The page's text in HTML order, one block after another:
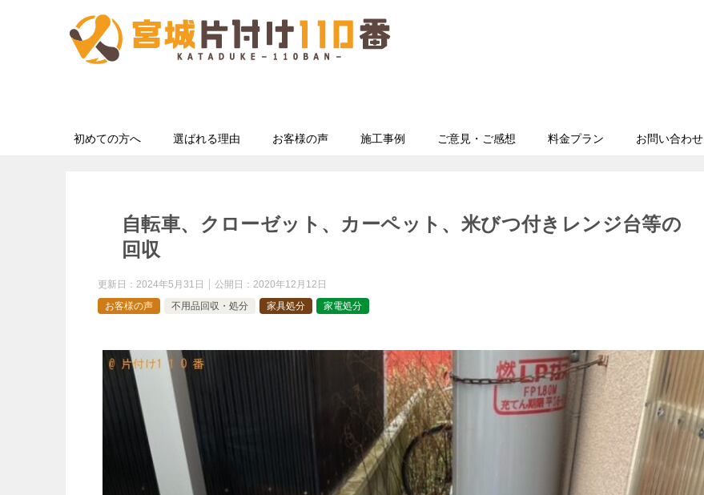
初めての方へ 選ばれる理由 お客様の声 施工事例 ご意見・ご感想 料金プラン お問い合わせ
自転車、クローゼット、カーペット、米びつ付きレンジ台等の
回収
更新日： 2024年5月31日 公開日： 2020年12月12日
お客様の声
不用品回収・処分 家具処分 家電処分